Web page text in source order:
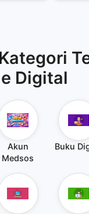
Digital
Akun
Medsos
Buku